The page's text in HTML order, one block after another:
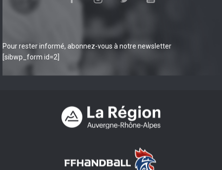
Pour rester informé, abonnez-vous à notre newsletter
[sibwp_form id=2]